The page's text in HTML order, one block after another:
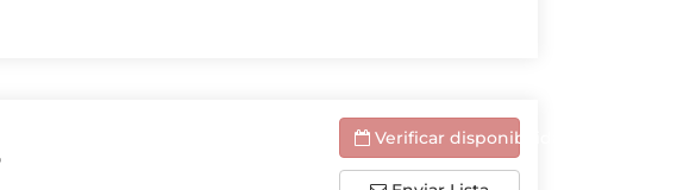
Verificar disponibilidade